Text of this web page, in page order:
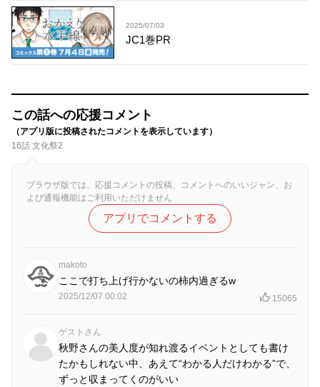
2025/07/03
JC1巻PR
この話への応援コメント
（アプリ版に投稿されたコメントを表示しています）
16話 文化祭2
ブラウザ版では、応援コメントの投稿、コメントへのいいジャン、お
よび通報機能はご利用いただけません
アプリでコメントする
makoto
ここで打ち上げ行かないの柿内過ぎるw
2025/12/07 00:02 15065
ゲストさん
秋野さんの美人度が知れ渡るイベントとしても書け
たかもしれない中、あえて“わかる人だけわかる”で、
ずっと収まってくのがいい